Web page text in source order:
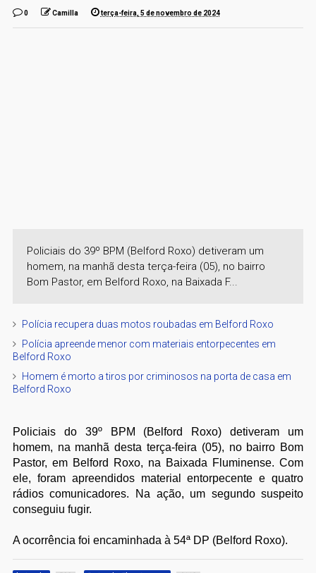
0 Camilla terça-feira, 5 de novembro de 2024
Policiais do 39º BPM (Belford Roxo) detiveram um
homem, na manhã desta terça-feira (05), no bairro
Bom Pastor, em Belford Roxo, na Baixada F...
Polícia recupera duas motos roubadas em Belford Roxo
Polícia apreende menor com materiais entorpecentes em
Belford Roxo
Homem é morto a tiros por criminosos na porta de casa em
Belford Roxo
Policiais do 39º BPM (Belford Roxo) detiveram um
homem, na manhã desta terça-feira (05), no bairro Bom
Pastor, em Belford Roxo, na Baixada Fluminense. Com
ele, foram apreendidos material entorpecente e quatro
rádios comunicadores. Na ação, um segundo suspeito
conseguiu fugir.
A ocorrência foi encaminhada à 54ª DP (Belford Roxo).